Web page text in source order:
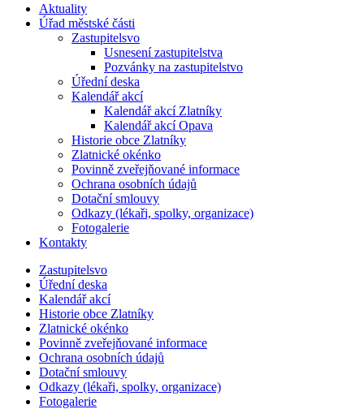
Aktuality
Úřad městské části
Zastupitelsvo
Usnesení zastupitelstva
Pozvánky na zastupitelstvo
Úřední deska
Kalendář akcí
Kalendář akcí Zlatníky
Kalendář akcí Opava
Historie obce Zlatníky
Zlatnické okénko
Povinně zveřejňované informace
Ochrana osobních údajů
Dotační smlouvy
Odkazy (lékaři, spolky, organizace)
Fotogalerie
Kontakty
Zastupitelsvo
Úřední deska
Kalendář akcí
Historie obce Zlatníky
Zlatnické okénko
Povinně zveřejňované informace
Ochrana osobních údajů
Dotační smlouvy
Odkazy (lékaři, spolky, organizace)
Fotogalerie